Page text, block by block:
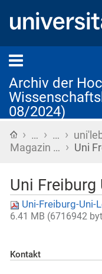
Archiv der
08/2024)
Startseite
› … › … ›
Magazin … › Uni
Uni Freiburg
Uni-Freiburg-
6.41 MB (6716942
Kontakt